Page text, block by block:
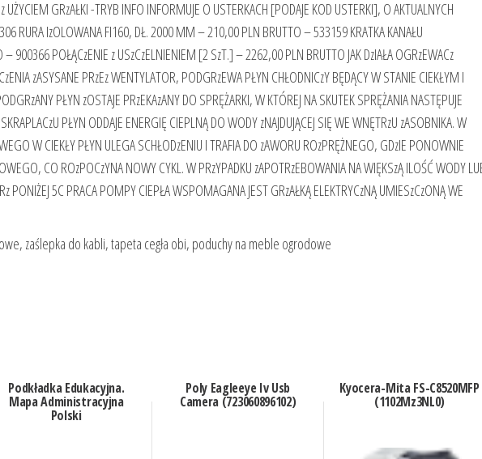
UŻYCIEM GRzAŁKI -TRYB INFO INFORMUJE O USTERKACH [PODAJE KOD USTERKI], O AKTUALNYCH
RURA IzOLOWANA FI160, DŁ. 2000 MM – 210,00 PLN BRUTTO – 533159 KRATKA KANAŁU
900366 POŁĄCzENIE z USzCzELNIENIEM [2 SzT.] – 2262,00 PLN BRUTTO JAK DzIAŁA OGRzEWACz
zASYSANE PRzEz WENTYLATOR, PODGRzEWA PŁYN CHŁODNICzY BĘDĄCY W STANIE CIEKŁYM I
PŁYN zOSTAJE PRzEKAzANY DO SPRĘŻARKI, W KTÓREJ NA SKUTEK SPRĘŻANIA NASTĘPUJE
PŁYN ODDAJE ENERGIĘ CIEPLNĄ DO WODY zNAJDUJĄCEJ SIĘ WE WNĘTRzU zASOBNIKA. W
W CIEKŁY PŁYN ULEGA SCHŁODzENIU I TRAFIA DO zAWORU ROzPRĘŻNEGO, GDzIE PONOWNIE
CO ROzPOCzYNA NOWY CYKL. W PRzYPADKU zAPOTRzEBOWANIA NA WIĘKSzĄ ILOŚĆ WODY
PONIŻEJ 5C PRACA POMPY CIEPŁA WSPOMAGANA JEST GRzAŁKĄ ELEKTRYCzNĄ UMIESzCzONĄ WE
zaślepka do kabli, tapeta cegła obi, poduchy na meble ogrodowe
Podkładka Edukacyjna.
Mapa Administracyjna
Polski
Poly Eagleeye Iv Usb
Camera (723060896102)
Kyocera-Mita FS-C8520MFP
(1102Mz3NL0)